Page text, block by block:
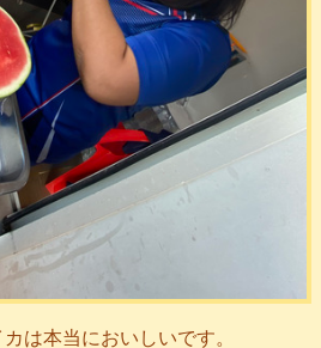
は本当においしいです。